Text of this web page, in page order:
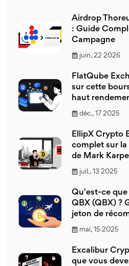
Airdrop
: Guide
Campagne
juin, 22 2026
FlatQube
sur cette
haut
déc., 17 2025
EllipX Crypto
complet sur
de Mark
juil., 13 2025
Qu'est-ce
QBX (QBX) ?
jeton de
mai, 15 2025
Excalibur
que vous